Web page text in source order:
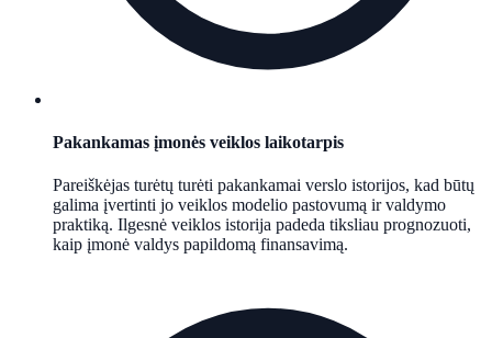
Pakankamas įmonės veiklos laikotarpis
Pareiškėjas turėtų turėti pakankamai verslo istorijos, kad būtų
galima įvertinti jo veiklos modelio pastovumą ir valdymo
praktiką. Ilgesnė veiklos istorija padeda tiksliau prognozuoti,
kaip įmonė valdys papildomą finansavimą.